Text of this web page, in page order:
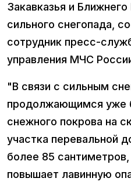
Закавказья и
сильного снегопада,
сотрудник пресс-
управления МЧС
"В связи с сильным
продолжающимся уже
снежного покрова на
участка перевальной
более 85 сантиметров,
повышает лавинную